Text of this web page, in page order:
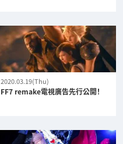
2020.03.19(Thu)
FF7 remake電視廣告先行公開！